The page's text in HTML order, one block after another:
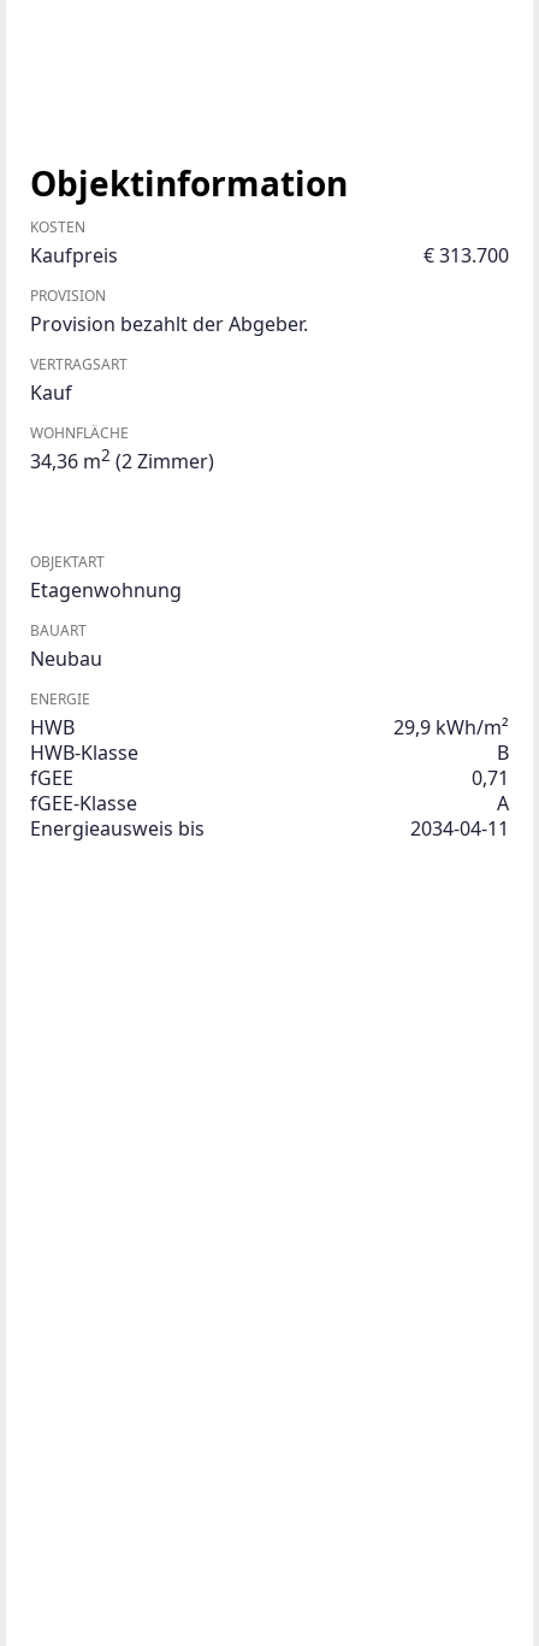
Objektinformation
KOSTEN
Kaufpreis € 313.700
PROVISION
Provision bezahlt der Abgeber.
VERTRAGSART
Kauf
WOHNFLÄCHE
34,36 m2 (2 Zimmer)
OBJEKTART
Etagenwohnung
BAUART
Neubau
ENERGIE
HWB
29,9 kWh/m²
HWB-Klasse
B
fGEE
0,71
fGEE-Klasse
A
Energieausweis bis
2034-04-11